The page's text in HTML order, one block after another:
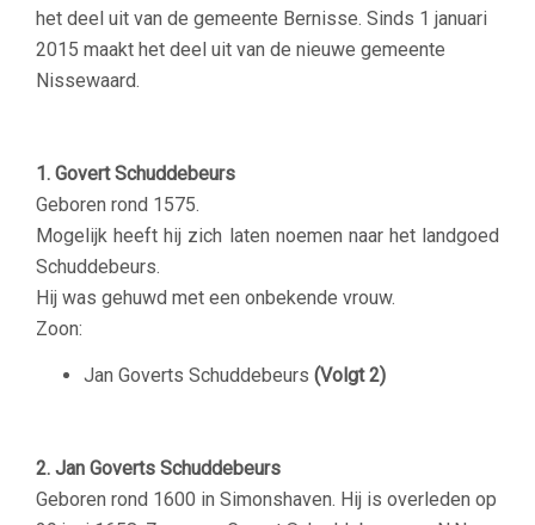
het deel uit van de gemeente Bernisse. Sinds 1 januari
2015 maakt het deel uit van de nieuwe gemeente
Nissewaard.
1. Govert Schuddebeurs
Geboren rond 1575.
Mogelijk heeft hij zich laten noemen naar het landgoed
Schuddebeurs.
Hij was gehuwd met een onbekende vrouw.
Zoon:
Jan Goverts Schuddebeurs (Volgt 2)
2. Jan Goverts Schuddebeurs
Geboren rond 1600 in Simonshaven. Hij is overleden op